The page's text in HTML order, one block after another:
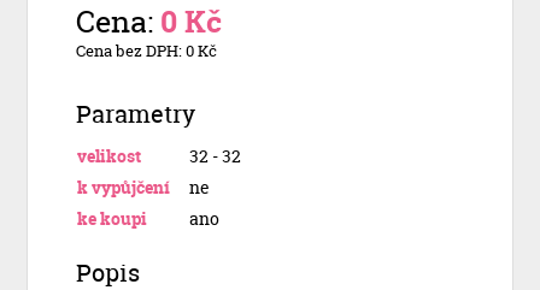
Cena: 0 Kč
Cena bez DPH: 0 Kč
Parametry
velikost
32 - 32
k vypůjčení
ne
ke koupi
ano
Popis